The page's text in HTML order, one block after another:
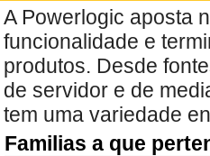
A Powerlogic aposta
funcionalidade e
produtos. Desde
de servidor e de
tem uma variedade
Familias a que